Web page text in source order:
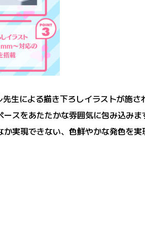
生による描き下ろしイラストが施さ
スをあたたかな雰囲気に包み込みま
実現できない、色鮮やかな発色を実